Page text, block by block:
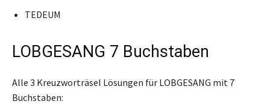
TEDEUM
LOBGESANG 7 Buchstaben
Alle 3 Kreuzworträsel Lösungen für LOBGESANG mit 7
Buchstaben: